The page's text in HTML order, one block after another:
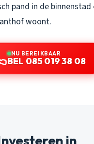
pand in de binnenstad
woont.
NU BEREIKBAAR
BEL 085 019 38 08
in